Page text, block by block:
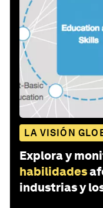
LA VISIÓN
Explora y
habilidades
industrias y